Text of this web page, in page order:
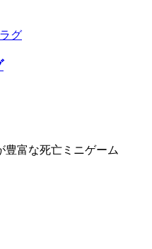
豊富な死亡ミニゲーム